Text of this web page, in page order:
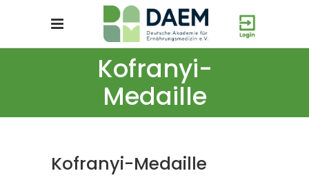
Kofranyi-
Medaille
Kofranyi-Medaille